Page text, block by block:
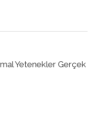
Yetenekler Gerçek